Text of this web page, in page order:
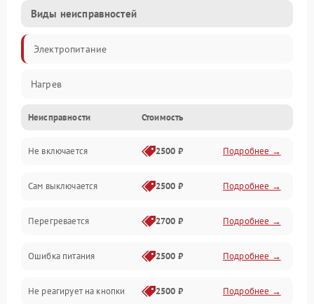
Виды неисправностей
Электропитание
Нагрев
Неисправности Стоимость
Не включается 2500 ₽ Подробнее →
Сам выключается 2500 ₽ Подробнее →
Перегревается 2700 ₽ Подробнее →
Ошибка питания 2500 ₽ Подробнее →
Не реагирует на кнопки 2500 ₽ Подробнее →